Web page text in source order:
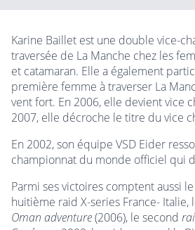
Karine Baillet est une double vice-
traversée de La Manche chez les
et catamaran. Elle a également
première femme à traverser La
vent fort. En 2006, elle devient vice
2007, elle décroche le titre du vice
En 2002, son équipe VSD Eider
championnat du monde officiel qui
Parmi ses victoires comptent aussi
huitième raid X-series France-
Oman adventure(2006), le second